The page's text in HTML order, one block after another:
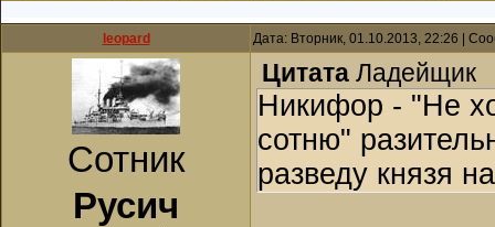
leopard Дата: Вторник, 01.10.2013, 22:26 |
Сотник
Русич
Цитата Ладейщик
Никифор - "Не
сотню"
разведу князя